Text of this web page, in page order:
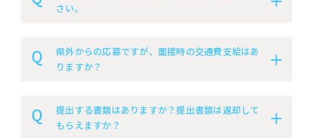
さい。
県外からの応募ですが、面接時の交通費支給はあ
りますか？
提出する書類はありますか？提出書類は返却して
もらえますか？